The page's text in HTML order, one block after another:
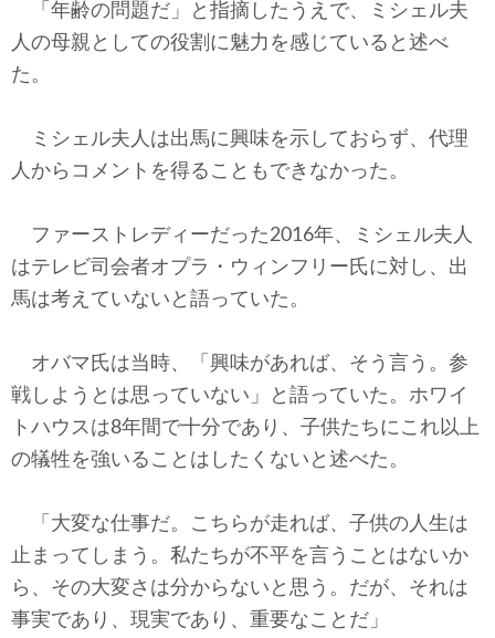
「年齢の問題だ」と指摘したうえで、ミシェル夫
人の母親としての役割に魅力を感じていると述べ
た。
ミシェル夫人は出馬に興味を示しておらず、代理
人からコメントを得ることもできなかった。
ファーストレディーだった2016年、ミシェル夫人
はテレビ司会者オプラ・ウィンフリー氏に対し、出
馬は考えていないと語っていた。
オバマ氏は当時、「興味があれば、そう言う。参
戦しようとは思っていない」と語っていた。ホワイ
トハウスは8年間で十分であり、子供たちにこれ以上
の犠牲を強いることはしたくないと述べた。
「大変な仕事だ。こちらが走れば、子供の人生は
止まってしまう。私たちが不平を言うことはないか
ら、その大変さは分からないと思う。だが、それは
事実であり、現実であり、重要なことだ」